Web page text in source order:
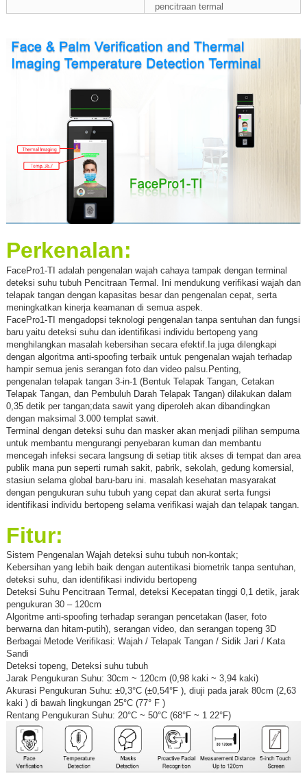
pencitraan termal
Perkenalan:
FacePro1-TI adalah pengenalan wajah cahaya tampak dengan terminal
deteksi suhu tubuh Pencitraan Termal. Ini mendukung verifikasi wajah dan
telapak tangan dengan kapasitas besar dan pengenalan cepat, serta
meningkatkan kinerja keamanan di semua aspek.
FacePro1-TI mengadopsi teknologi pengenalan tanpa sentuhan dan fungsi
baru yaitu deteksi suhu dan identifikasi individu bertopeng yang
menghilangkan masalah kebersihan secara efektif.Ia juga dilengkapi
dengan algoritma anti-spoofing terbaik untuk pengenalan wajah terhadap
hampir semua jenis serangan foto dan video palsu.Penting,
pengenalan telapak tangan 3-in-1 (Bentuk Telapak Tangan, Cetakan
Telapak Tangan, dan Pembuluh Darah Telapak Tangan) dilakukan dalam
0,35 detik per tangan;data sawit yang diperoleh akan dibandingkan
dengan maksimal 3.000 templat sawit.
Terminal dengan deteksi suhu dan masker akan menjadi pilihan sempurna
untuk membantu mengurangi penyebaran kuman dan membantu
mencegah infeksi secara langsung di setiap titik akses di tempat dan area
publik mana pun seperti rumah sakit, pabrik, sekolah, gedung komersial,
stasiun selama global baru-baru ini. masalah kesehatan masyarakat
dengan pengukuran suhu tubuh yang cepat dan akurat serta fungsi
identifikasi individu bertopeng selama verifikasi wajah dan telapak tangan.
Fitur:
Sistem Pengenalan Wajah deteksi suhu tubuh non-kontak;
Kebersihan yang lebih baik dengan autentikasi biometrik tanpa sentuhan,
deteksi suhu, dan identifikasi individu bertopeng
Deteksi Suhu Pencitraan Termal, deteksi Kecepatan tinggi 0,1 detik, jarak
pengukuran 30 – 120cm
Algoritme anti-spoofing terhadap serangan pencetakan (laser, foto
berwarna dan hitam-putih), serangan video, dan serangan topeng 3D
Berbagai Metode Verifikasi: Wajah / Telapak Tangan / Sidik Jari / Kata
Sandi
Deteksi topeng, Deteksi suhu tubuh
Jarak Pengukuran Suhu: 30cm ~ 120cm (0,98 kaki ~ 3,94 kaki)
Akurasi Pengukuran Suhu: ±0,3°C (±0,54°F ), diuji pada jarak 80cm (2,63
kaki ) di bawah lingkungan 25°C (77° F )
Rentang Pengukuran Suhu: 20°C ~ 50°C (68°F ~ 1 22°F)